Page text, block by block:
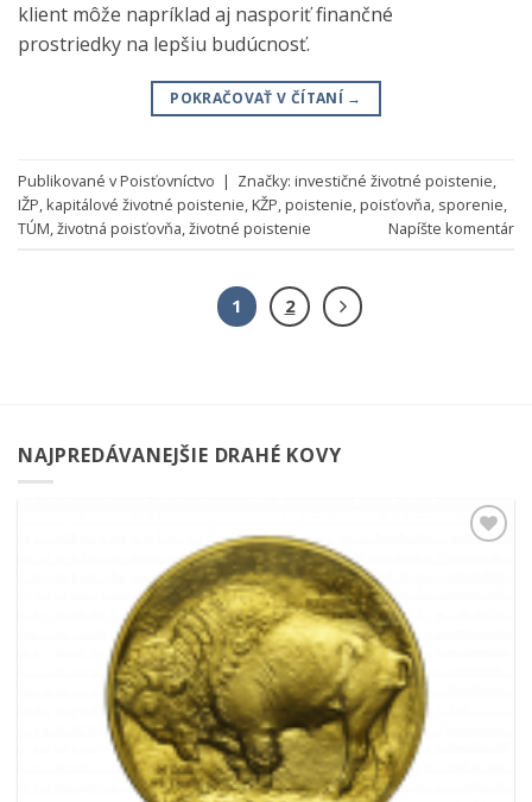
klient môže napríklad aj nasporiť finančné
prostriedky na lepšiu budúcnosť.
POKRAČOVAŤ V ČÍTANÍ →
Publikované vPoisťovníctvo | Značky: investičné životné poistenie
IŽP kapitálové životné poistenie KŽP poistenie poisťovňa sporenie
TÚM životná poisťovňa životné poistenie Napíšte komentár
1 2
NAJPREDÁVANEJŠIE DRAHÉ KOVY